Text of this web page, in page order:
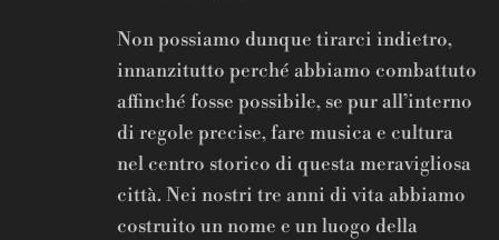
Non possiamo dunque tirarci indietro,
innanzitutto perché abbiamo combattuto
affinché fosse possibile, se pur all’interno
di regole precise, fare musica e cultura
nel centro storico di questa meravigliosa
città. Nei nostri tre anni di vita abbiamo
costruito un nome e un luogo della